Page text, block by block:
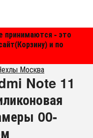
принимаются - это
и по
Москва
Note 11
00-